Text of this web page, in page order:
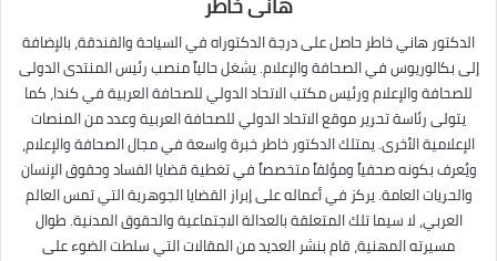
الدكتور هاني خاطر حاصل على درجة الدكتوراه في السياحة والفندقة، بالإضافة
إلى بكالوريوس في الصحافة والإعلام. يشغل حالياً منصب رئيس المنتدى الدولى
للصحافة والإعلام ورئيس مكتب الاتحاد الدولي للصحافة العربية في كندا، كما
يتولى رئاسة تحرير موقع الاتحاد الدولي للصحافة العربية وعدد من المنصات
الإعلامية الأخرى. يمتلك الدكتور خاطر خبرة واسعة في مجال الصحافة والإعلام،
ويُعرف بكونه صحفياً ومؤلفاً متخصصاً في تغطية قضايا الفساد وحقوق الإنسان
والحريات العامة. يركز في أعماله على إبراز القضايا الجوهرية التي تمس العالم
العربي، لا سيما تلك المتعلقة بالعدالة الاجتماعية والحقوق المدنية. طوال
مسيرته المهنية، قام بنشر العديد من المقالات التي سلطت الضوء على